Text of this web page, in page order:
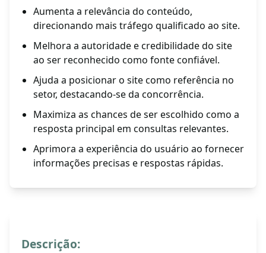
Aumenta a relevância do conteúdo,
direcionando mais tráfego qualificado ao site.
Melhora a autoridade e credibilidade do site
ao ser reconhecido como fonte confiável.
Ajuda a posicionar o site como referência no
setor, destacando-se da concorrência.
Maximiza as chances de ser escolhido como a
resposta principal em consultas relevantes.
Aprimora a experiência do usuário ao fornecer
informações precisas e respostas rápidas.
Descrição: